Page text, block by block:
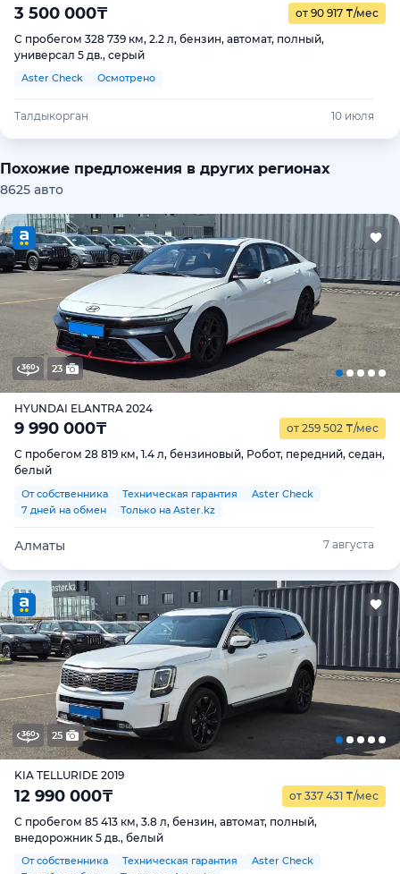
3 500 000₸ от 90 917 ₸/мес
С пробегом 328 739 км, 2.2 л, бензин, автомат, полный,
универсал 5 дв., серый
Aster Check Осмотрено
Талдыкорган 10 июля
Похожие предложения в других регионах
8625 авто
23
HYUNDAI ELANTRA 2024
9 990 000₸ от 259 502 ₸/мес
С пробегом 28 819 км, 1.4 л, бензиновый, Робот, передний, седан,
белый
От собственника Техническая гарантия
Aster Check
7 дней на обмен
Только на Aster.kz
Алматы 7 августа
25
KIA TELLURIDE 2019
12 990 000₸ от 337 431 ₸/мес
С пробегом 85 413 км, 3.8 л, бензин, автомат, полный,
внедорожник 5 дв., белый
От собственника Техническая гарантия
Aster Check